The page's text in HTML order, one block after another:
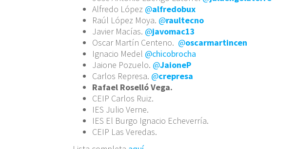
Alfredo López @alfredobux
Raúl López Moya. @raultecno
Javier Macías. @javomac13
Oscar Martín Centeno. @oscarmartincen
Ignacio Medel @chicobrocha
Jaione Pozuelo. @JaioneP
Carlos Represa. @crepresa
Rafael Roselló Vega.
CEIP Carlos Ruiz.
IES Julio Verne.
IES El Burgo Ignacio Echeverría.
CEIP Las Veredas.